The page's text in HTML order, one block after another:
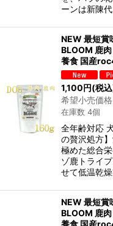
ーンは新陳
NEW 最短賞
BLOOM 鹿
養食 国産
1,100円(税
希望小売価格
在庫数 4個
全年齢対応
の贅沢処方
極めた総合
ゾ鹿トライ
せて低温乾
NEW 最短賞
BLOOM 鹿
養食 国産